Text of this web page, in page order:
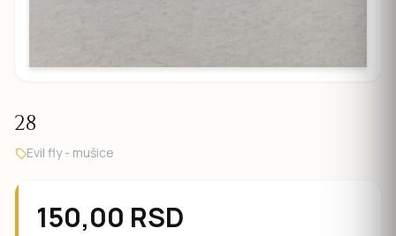
28
Evil fly - mušice
150,00 RSD